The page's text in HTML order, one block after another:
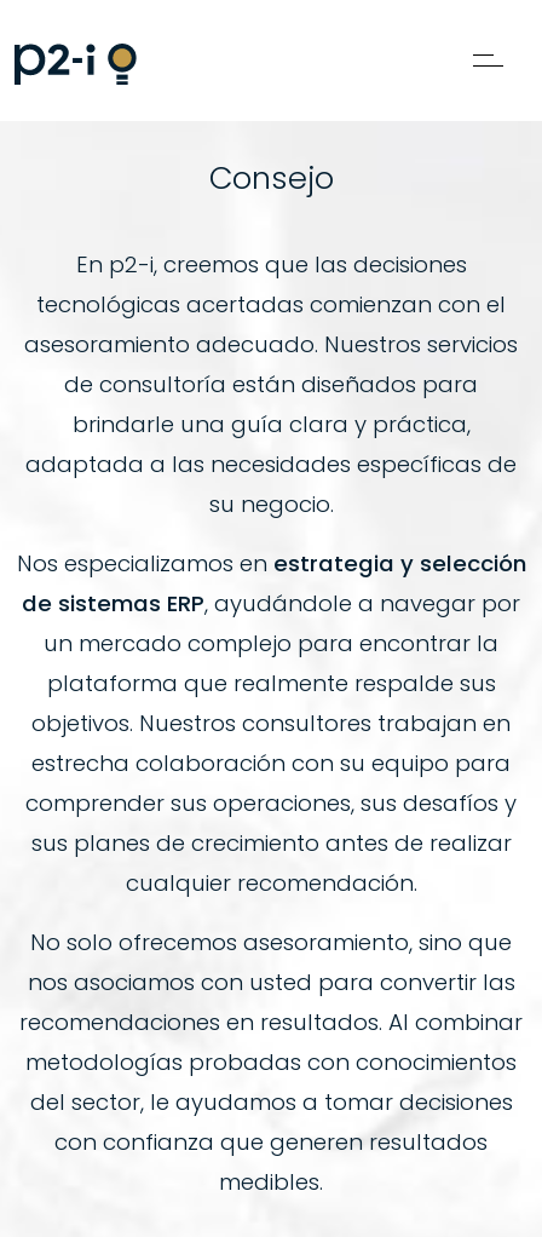
Consejo
En p2-i, creemos que las decisiones
tecnológicas acertadas comienzan con el
asesoramiento adecuado. Nuestros servicios
de consultoría están diseñados para
brindarle una guía clara y práctica,
adaptada a las necesidades específicas de
su negocio.
Nos especializamos en estrategia y selección
de sistemas ERP, ayudándole a navegar por
un mercado complejo para encontrar la
plataforma que realmente respalde sus
objetivos. Nuestros consultores trabajan en
estrecha colaboración con su equipo para
comprender sus operaciones, sus desafíos y
sus planes de crecimiento antes de realizar
cualquier recomendación.
No solo ofrecemos asesoramiento, sino que
nos asociamos con usted para convertir las
recomendaciones en resultados. Al combinar
metodologías probadas con conocimientos
del sector, le ayudamos a tomar decisiones
con confianza que generen resultados
medibles.